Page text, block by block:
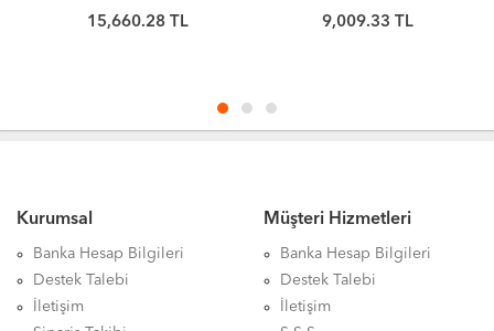
6700MB/S M2 SSD
WDS200T5B0E
15,660.28 TL
NVME
9,009.33 TL
Kurumsal
Banka Hesap Bilgileri
Destek Talebi
İletişim
Müşteri Hizmetleri
Banka Hesap Bilgileri
Destek Talebi
İletişim